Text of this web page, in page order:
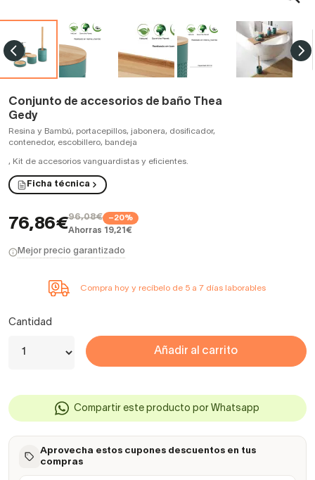
Conjunto de accesorios de baño Thea
Gedy
Resina y Bambú, portacepillos, jabonera, dosificador,
contenedor, escobillero, bandeja
, Kit de accesorios vanguardistas y eficientes.
Ficha técnica
76,86€96,08€ −20%
Ahorras 19,21€
Mejor precio garantizado
Compra hoy y recíbelo de 5 a 7 días laborables
Cantidad
Añadir al carrito
Compartir este producto por Whatsapp
Aprovecha estos cupones descuentos en tus
compras